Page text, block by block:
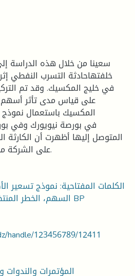
سعينا من خلال هذه الدراسة
خلفتهاحادثة التسرب النفطي
على قياس مدى تأثر أسهم
المكسيك باستعمال نموذج
المتوصل إليها أظهرت أن الكارثة
على الشركة محل الدراسة ماديا ومعنويا.
الكلمات المفتاحية: نموذج تسعير
السهم، الخطر المنتظم، الكارثة البيئية لشركة BP
handle/123456789/12411
المؤتمرات والندوات